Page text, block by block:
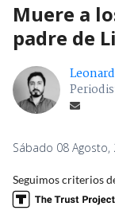
Muere a
padre de
Sábado 08 Agosto,
Seguimos criterios